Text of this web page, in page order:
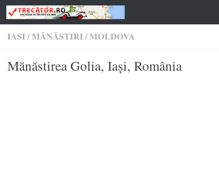
Skip to content
IASI/MĂNĂSTIRI/MOLDOVA
Mănăstirea Golia, Iași, România